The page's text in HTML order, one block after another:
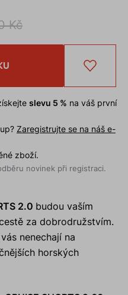
Kč
slevu 5 % na váš první
Zaregistrujte se na náš e-
zboží.
novinek při registraci.
2.0 budou vaším
za dobrodružstvím.
nenechají na
horských